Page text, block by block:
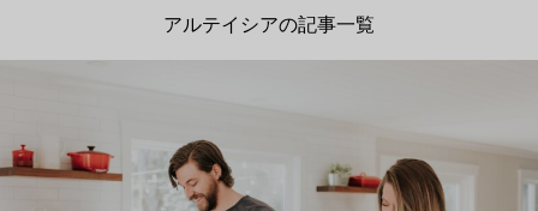
アルテイシアの記事一覧